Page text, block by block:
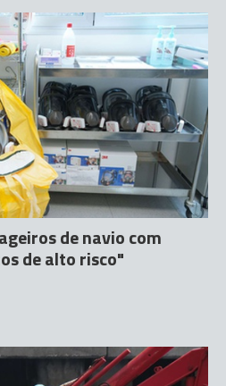
de navio com
de alto risco"